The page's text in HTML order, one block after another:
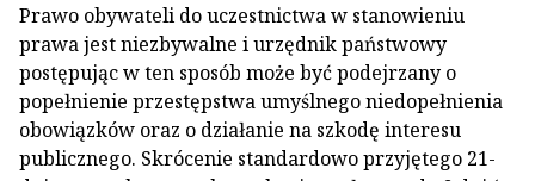
Prawo obywateli do uczestnictwa w stanowieniu
prawa jest niezbywalne i urzędnik państwowy
postępując w ten sposób może być podejrzany o
popełnienie przestępstwa umyślnego niedopełnienia
obowiązków oraz o działanie na szkodę interesu
publicznego. Skrócenie standardowo przyjętego 21-